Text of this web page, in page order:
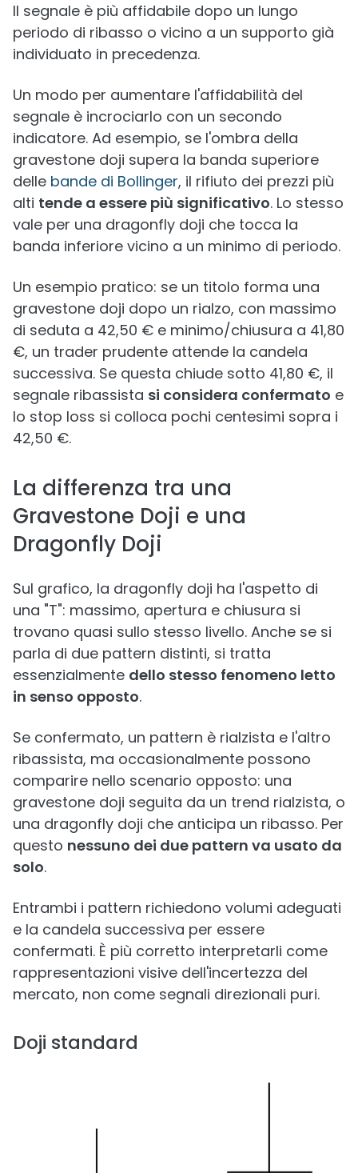
Il segnale è più affidabile dopo un lungo
periodo di ribasso o vicino a un supporto già
individuato in precedenza.
Un modo per aumentare l'affidabilità del
segnale è incrociarlo con un secondo
indicatore. Ad esempio, se l'ombra della
gravestone doji supera la banda superiore
delle bande di Bollinger, il rifiuto dei prezzi più
alti tende a essere più significativo. Lo stesso
vale per una dragonfly doji che tocca la
banda inferiore vicino a un minimo di periodo.
Un esempio pratico: se un titolo forma una
gravestone doji dopo un rialzo, con massimo
di seduta a 42,50 € e minimo/chiusura a 41,80
€, un trader prudente attende la candela
successiva. Se questa chiude sotto 41,80 €, il
segnale ribassista si considera confermato e
lo stop loss si colloca pochi centesimi sopra i
42,50 €.
La differenza tra una
Gravestone Doji e una
Dragonfly Doji
Sul grafico, la dragonfly doji ha l'aspetto di
una "T": massimo, apertura e chiusura si
trovano quasi sullo stesso livello. Anche se si
parla di due pattern distinti, si tratta
essenzialmente dello stesso fenomeno letto
in senso opposto.
Se confermato, un pattern è rialzista e l'altro
ribassista, ma occasionalmente possono
comparire nello scenario opposto: una
gravestone doji seguita da un trend rialzista, o
una dragonfly doji che anticipa un ribasso. Per
questo nessuno dei due pattern va usato da
solo.
Entrambi i pattern richiedono volumi adeguati
e la candela successiva per essere
confermati. È più corretto interpretarli come
rappresentazioni visive dell'incertezza del
mercato, non come segnali direzionali puri.
Doji standard